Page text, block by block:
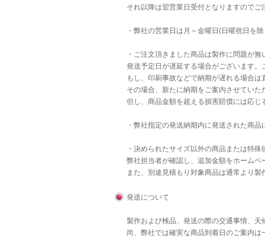
それ以降は翌営業日受付となりますのでご
・弊社の営業日は月～金曜日(日曜祝日を
・ご注文頂きました商品は製作に問題が
発送予定日が遅延する場合がございます
もし、印刷事故などで納期が遅れる場合
その場合、新たに納期をご案内させてい
但し、商品金額を超える損害賠償には応
・弊社指定の発送納期内に発送された商
・決められたサイズ以外の商品または特
弊社担当者が確認し、追加金額をホーム
また、別途見積もり対象商品は通常より
発送について
製作および検品、発送の際の交通事情、
尚、弊社では確実な商品到着日のご案内